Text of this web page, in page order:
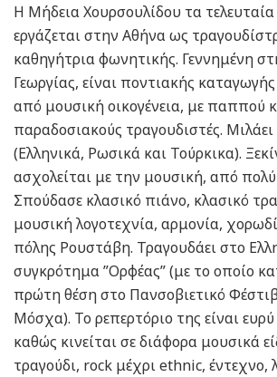
Η Μήδεια Χουρσουλίδου τα τελευταία
εργάζεται στην Αθήνα ως
καθηγήτρια φωνητικής. Γεννημένη
Γεωργίας, είναι ποντιακής
από μουσική οικογένεια, με παππού
παραδοσιακούς τραγουδιστές. Μιλάει
(Ελληνικά, Ρωσικά και Τούρκικα).
ασχολείται με την μουσική, από πολύ
Σπούδασε κλασικό πιάνο, κλασικό
μουσική λογοτεχνία, αρμονία,
πόλης Ρουστάβη. Τραγουδάει στο
συγκρότημα ”Ορφέας” (με το οποίο
πρώτη θέση στο Πανσοβιετικό
Μόσχα). Το ρεπερτόριο της είναι
καθώς κινείται σε διάφορα μουσικά
τραγούδι, rock μέχρι ethnic, έντεχνο,